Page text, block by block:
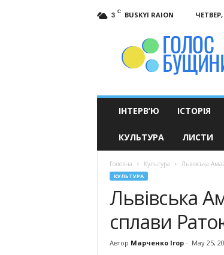
3 C BUSKYI RAION ЧЕТВЕР,
ІНТЕРВ’Ю ІСТОРІЯ
КУЛЬТУРА ЛИСТИ
Головна Культура Львівська
КУЛЬТУРА
Львівська
сплави
Автор Марченко Ігор- May 25,